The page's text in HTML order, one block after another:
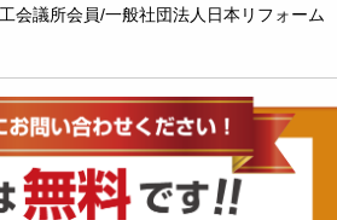
会議所会員/一般社団法人日本リフォーム